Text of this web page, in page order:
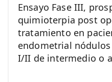
Ensayo Fase III,
quimioterpia post
tratamiento en
endometrial
I/II de intermedio o